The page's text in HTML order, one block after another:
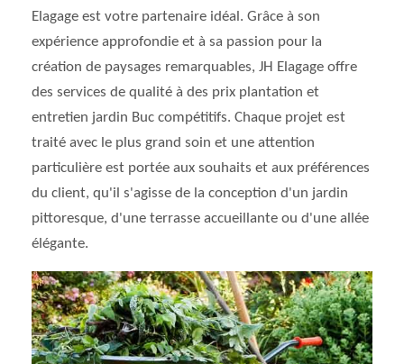
Elagage est votre partenaire idéal. Grâce à son
expérience approfondie et à sa passion pour la
création de paysages remarquables, JH Elagage offre
des services de qualité à des prix plantation et
entretien jardin Buc compétitifs. Chaque projet est
traité avec le plus grand soin et une attention
particulière est portée aux souhaits et aux préférences
du client, qu'il s'agisse de la conception d'un jardin
pittoresque, d'une terrasse accueillante ou d'une allée
élégante.